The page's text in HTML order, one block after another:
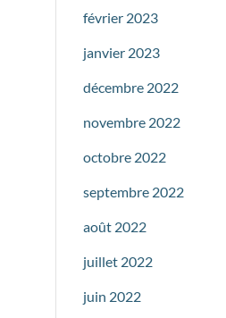
février 2023
janvier 2023
décembre 2022
novembre 2022
octobre 2022
septembre 2022
août 2022
juillet 2022
juin 2022